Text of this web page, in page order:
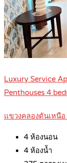
Luxury Service
Penthouses 4
แขวงคลองตันเหนื
4 ห้องนอน
4 ห้องน้ำ